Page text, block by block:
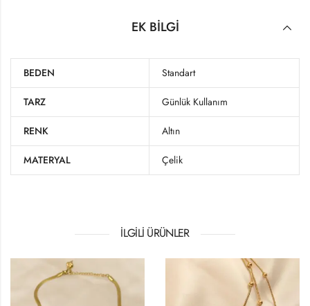
EK BILGI
BEDEN Standart
TARZ Günlük Kullanım
RENK Altın
MATERYAL Çelik
İLGILI ÜRÜNLER